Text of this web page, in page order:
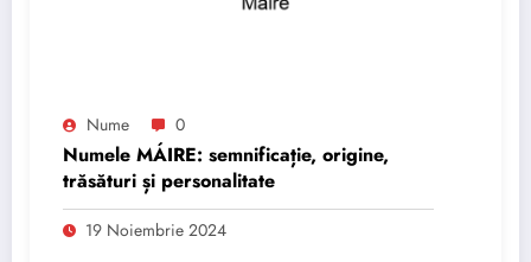
Nume 0
Numele MÁIRE: semnificație, origine,
trăsături și personalitate
19 Noiembrie 2024